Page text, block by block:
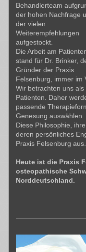
Behandlerteam
der hohen Nachfrage
der vielen
Weiterempfehlungen
aufgestockt.
Die Arbeit am
stand für Dr. Brinker,
Gründer der Praxis
Felsenburg, immer im
Wir betrachten uns
Patienten. Daher
passende
Genesung auswählen.
Diese Philosophie,
deren persönliches
Praxis Felsenburg aus.
Heute ist die Praxis
osteopathische
Norddeutschland.